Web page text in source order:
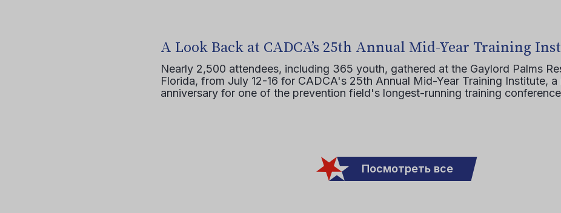
A Look Back at CADCA’s 25th Annual Mid-Year Training
Nearly 2,500 attendees, including 365 youth, gathered at the Gaylord Palms
Florida, from July 12-16 for CADCA's 25th Annual Mid-Year Training Institute, a
anniversary for one of the prevention field's longest-running training
Посмотреть все